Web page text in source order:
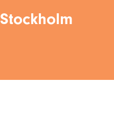
Stockholm